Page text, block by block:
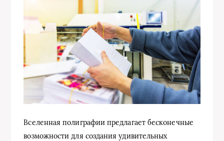
Вселенная полиграфии предлагает бесконечные
возможности для создания удивительных